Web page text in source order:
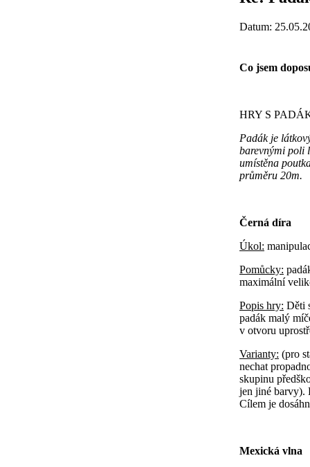
Datum:
Co jsem
HRY S
Padák je
barevnými poli
umístěna
průměru 20m.
Černá díra
Úkol:
Pomůcky:
maximální
Popis hry: Děti
padák malý
v otvoru
Varianty: (pro
nechat
skupinu
jen jiné barvy).
Cílem je
Mexická vlna